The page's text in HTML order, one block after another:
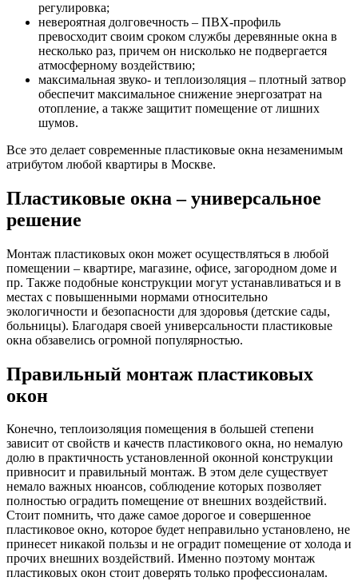
регулировка;
невероятная долговечность – ПВХ-профиль
превосходит своим сроком службы деревянные окна в
несколько раз, причем он нисколько не подвергается
атмосферному воздействию;
максимальная звуко- и теплоизоляция – плотный затвор
обеспечит максимальное снижение энергозатрат на
отопление, а также защитит помещение от лишних
шумов.
Все это делает современные пластиковые окна незаменимым
атрибутом любой квартиры в Москве.
Пластиковые окна – универсальное
решение
Монтаж пластиковых окон может осуществляться в любой
помещении – квартире, магазине, офисе, загородном доме и
пр. Также подобные конструкции могут устанавливаться и в
местах с повышенными нормами относительно
экологичности и безопасности для здоровья (детские сады,
больницы). Благодаря своей универсальности пластиковые
окна обзавелись огромной популярностью.
Правильный монтаж пластиковых
окон
Конечно, теплоизоляция помещения в большей степени
зависит от свойств и качеств пластикового окна, но немалую
долю в практичность установленной оконной конструкции
привносит и правильный монтаж. В этом деле существует
немало важных нюансов, соблюдение которых позволяет
полностью оградить помещение от внешних воздействий.
Стоит помнить, что даже самое дорогое и совершенное
пластиковое окно, которое будет неправильно установлено, не
принесет никакой пользы и не оградит помещение от холода и
прочих внешних воздействий. Именно поэтому монтаж
пластиковых окон стоит доверять только профессионалам.